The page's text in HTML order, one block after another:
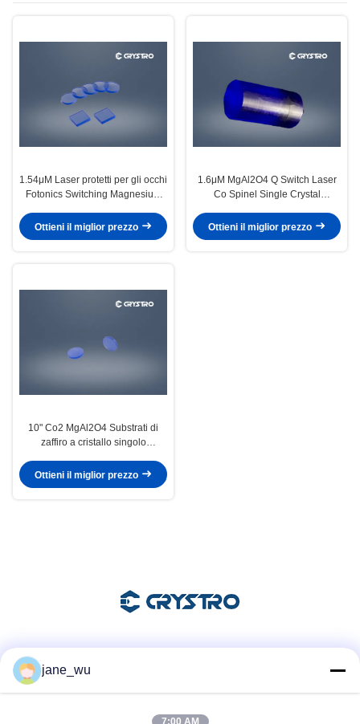
1.54μM Laser protetti per gli occhi
Fotonics Switching Magnesium
Ottieni il miglior prezzo
1.6μM MgAl2O4 Q Switch Laser
Co Spinel Single Crystal
Ottieni il miglior prezzo
10" Co2 MgAl2O4 Substrati di
zaffiro a cristallo singolo
Ottieni il miglior prezzo
jane_wu
7:00 AM